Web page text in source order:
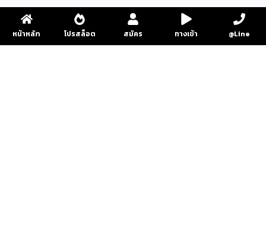
หน้าหลัก โปรสล็อต สมัคร ทางเข้า @Line